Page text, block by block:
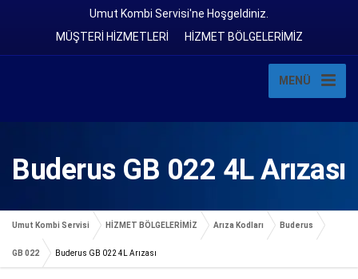
Umut Kombi Servisi'ne Hoşgeldiniz.
MÜŞTERİ HİZMETLERİ
HİZMET BÖLGELERİMİZ
MENÜ
Buderus GB 022 4L Arızası
Umut Kombi Servisi HİZMET BÖLGELERİMİZ Arıza Kodları Buderus
GB 022 Buderus GB 022 4L Arızası